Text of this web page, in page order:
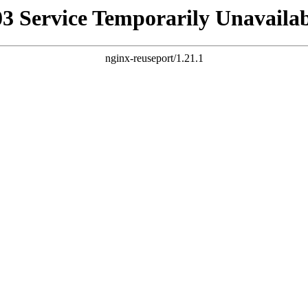
Service Temporarily
nginx-reuseport/1.21.1